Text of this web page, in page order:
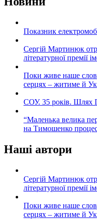
Показник
Сергій Мартинюк
літературної премії
Поки живе наше
серцях – житиме й
СОУ. 35 років. Шлях
“Маленька велика
на Тимошенко
Наші автори
Сергій Мартинюк
літературної премії
Поки живе наше
серцях – житиме й